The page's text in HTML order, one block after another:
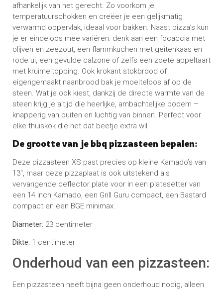
afhankelijk van het gerecht. Zo voorkom je
temperatuurschokken en creëer je een gelijkmatig
verwarmd oppervlak, ideaal voor bakken. Naast pizza’s kun
je er eindeloos mee variëren: denk aan een focaccia met
olijven en zeezout, een flammkuchen met geitenkaas en
rode ui, een gevulde calzone of zelfs een zoete appeltaart
met kruimeltopping. Ook krokant stokbrood of
eigengemaakt naanbrood bak je moeiteloos af op de
steen. Wat je ook kiest, dankzij de directe warmte van de
steen krijg je altijd die heerlijke, ambachtelijke bodem –
knapperig van buiten en luchtig van binnen. Perfect voor
elke thuiskok die net dat beetje extra wil.
De grootte van je bbq pizzasteen bepalen:
Deze pizzasteen XS past precies op kleine Kamado’s van
13″, maar deze pizzaplaat is ook uitstekend als
vervangende deflector plate voor in een platesetter van
een 14 inch Kamado, een Grill Guru compact, een Bastard
compact en een BGE minimax.
Diameter: 23 centimeter
Dikte: 1 centimeter
Onderhoud van een pizzasteen:
Een pizzasteen heeft bijna geen onderhoud nodig, alleen